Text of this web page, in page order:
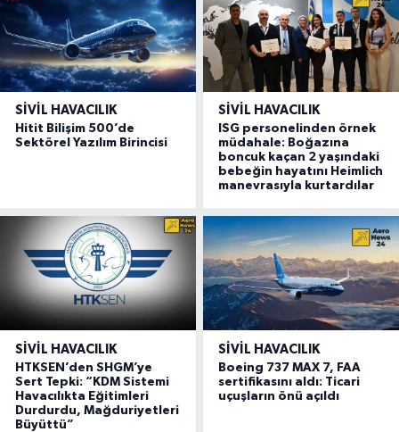
SIVIL HAVACILIK
Hitit Bilişim 500’de
Sektörel Yazılım Birincisi
SIVIL HAVACILIK
ISG personelinden örnek
müdahale: Boğazına
boncuk kaçan 2 yaşındaki
bebeğin hayatını Heimlich
manevrasıyla kurtardılar
SIVIL HAVACILIK
HTKSEN’den SHGM’ye
Sert Tepki: “KDM Sistemi
Havacılıkta Eğitimleri
Durdurdu, Mağduriyetleri
Büyüttü”
SIVIL HAVACILIK
Boeing 737 MAX 7, FAA
sertifikasını aldı: Ticari
uçuşların önü açıldı